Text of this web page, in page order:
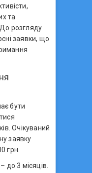
та
розгляду
заявки, що
бути
Очікуваний
заявку
грн.
до 3 місяців.